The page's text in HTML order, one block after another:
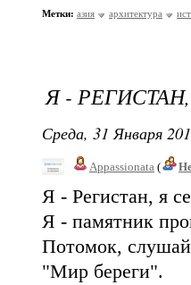
Метки: азия архитектура
Я -
Среда, 31 Января
Appassionata (
Я - Регистан, я
Я - памятник
Потомок, слушай
"Мир береги".